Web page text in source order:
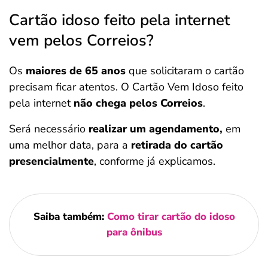
Cartão idoso feito pela internet
vem pelos Correios?
Os maiores de 65 anos que solicitaram o cartão
precisam ficar atentos. O Cartão Vem Idoso feito
pela internet não chega pelos Correios.
Será necessário realizar um agendamento, em
uma melhor data, para a retirada do cartão
presencialmente, conforme já explicamos.
Saiba também: Como tirar cartão do idoso
para ônibus